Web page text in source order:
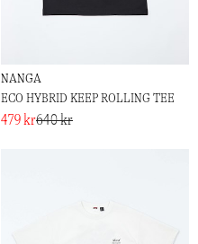
NANGA
ECO HYBRID KEEP ROLLING TEE
479 kr640 kr